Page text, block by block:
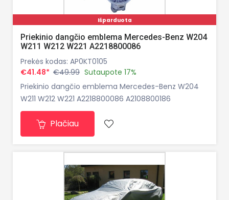
Išparduota
Priekinio dangčio emblema Mercedes-Benz W204
W211 W212 W221 A2218800086
Prekės kodas: AP0KT0105
€41.48* €49.99 Sutaupote 17%
Priekinio dangčio emblema Mercedes-Benz W204
W211 W212 W221 A2218800086 A2108800186
Plačiau